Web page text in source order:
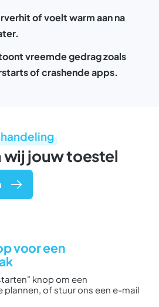
of voelt warm aan na
vreemde gedrag zoals
of crashende apps.
wij jouw toestel
voor een
knop om een
plannen, of stuur ons een e-mail